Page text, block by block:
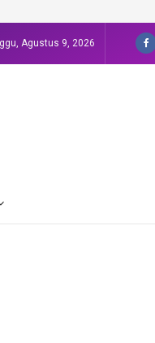
Agustus 9, 2026